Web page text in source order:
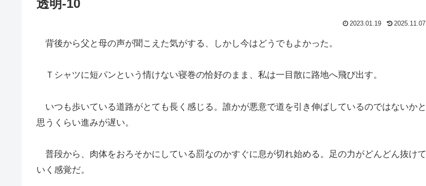
透明-10
2023.01.19 2025.11.07
背後から父と母の声が聞こえた気がする、しかし今はどうでもよかった。
Ｔシャツに短パンという情けない寝巻の恰好のまま、私は一目散に路地へ飛び出す。
いつも歩いている道路がとても長く感じる。誰かが悪意で道を引き伸ばしているのではないかと
思うくらい進みが遅い。
普段から、肉体をおろそかにしている罰なのかすぐに息が切れ始める。足の力がどんどん抜けて
いく感覚だ。